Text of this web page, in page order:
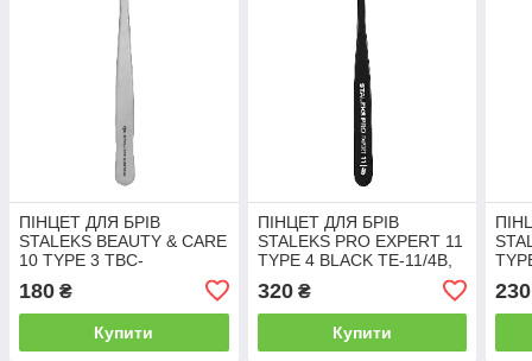
ПІНЦЕТ ДЛЯ БРІВ
STALEKS BEAUTY & CARE
10 TYPE 3 TBC-
кромки
180 ₴
Купити
ПІНЦЕТ ДЛЯ БРІВ
STALEKS PRO EXPERT 11
TYPE 4 BLACK TE-11/4B,
колір чорний
320₴
Купити
230